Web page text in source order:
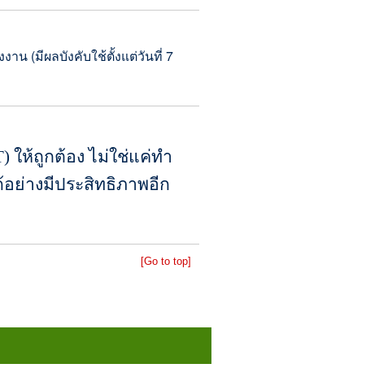
าน (มีผลบังคับใช้ตั้งแต่วันที่ 7
ให้ถูกต้อง ไม่ใช่แค่ทำ
ย่างมีประสิทธิภาพอีก
[Go to top]